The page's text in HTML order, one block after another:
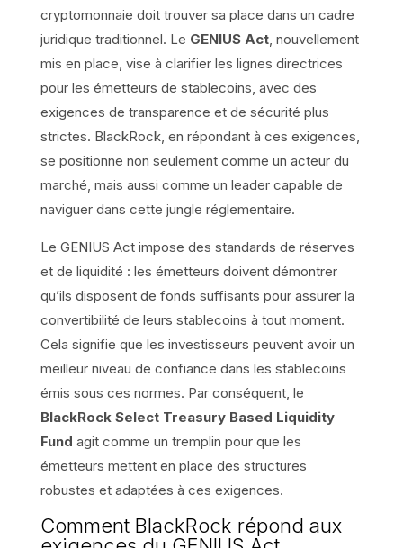
cryptomonnaie doit trouver sa place dans un cadre
juridique traditionnel. Le GENIUS Act, nouvellement
mis en place, vise à clarifier les lignes directrices
pour les émetteurs de stablecoins, avec des
exigences de transparence et de sécurité plus
strictes. BlackRock, en répondant à ces exigences,
se positionne non seulement comme un acteur du
marché, mais aussi comme un leader capable de
naviguer dans cette jungle réglementaire.
Le GENIUS Act impose des standards de réserves
et de liquidité : les émetteurs doivent démontrer
qu’ils disposent de fonds suffisants pour assurer la
convertibilité de leurs stablecoins à tout moment.
Cela signifie que les investisseurs peuvent avoir un
meilleur niveau de confiance dans les stablecoins
émis sous ces normes. Par conséquent, le
BlackRock Select Treasury Based Liquidity
Fund agit comme un tremplin pour que les
émetteurs mettent en place des structures
robustes et adaptées à ces exigences.
Comment BlackRock répond aux